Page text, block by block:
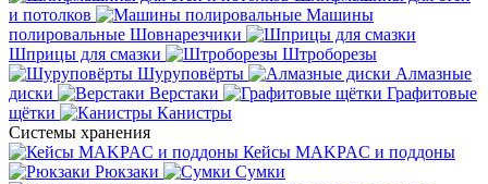
и потолков
Машины
полировальные Шовнарезчики
Шприцы для смазки
Штроборезы
Шуруповёрты
Алмазные
диски
Верстаки
Графитовые
щётки
Канистры
Системы хранения
Кейсы MAKPAC и поддоны
Рюкзаки
Сумки